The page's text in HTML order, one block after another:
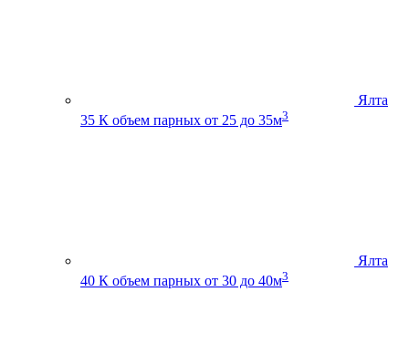
Ялта
35 К объем парных от 25 до 35м3
Ялта
40 К объем парных от 30 до 40м3